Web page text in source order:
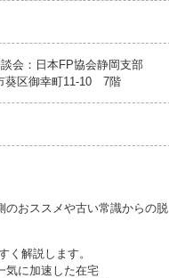
：日本FP協会静岡支部
葵区御幸町11-10 7階
おススメや古い常識からの脱
く解説します。
気に加速した在宅